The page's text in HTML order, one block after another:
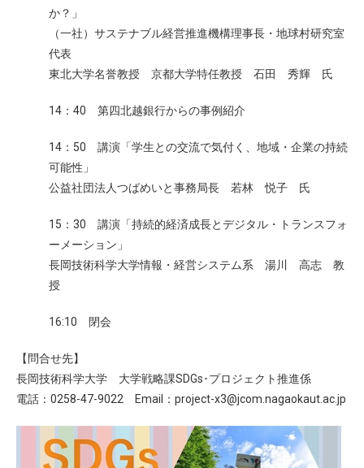
か？」
（一社）サステナブル経営推進機構理事長・地球村研究室
代表
東北大学名誉教授 京都大学特任教授 石田 秀輝 氏
14：40 第四北越銀行からの事例紹介
14：50 講演「学生との交流で気付く、地域・企業の持続
可能性」
公益社団法人つばめいと事務局長 若林 悦子 氏
15：30 講演「持続的経済成長とデジタル・トランスフォ
ーメーション」
長岡技術科学大学情報・経営システム系 湯川 高志 教
授
16:10 閉会
【問合せ先】
長岡技術科学大学 大学戦略課SDGs･プロジェクト推進係
電話：0258-47-9022 Email： project-x3 jcom.nagaokaut.ac.jp